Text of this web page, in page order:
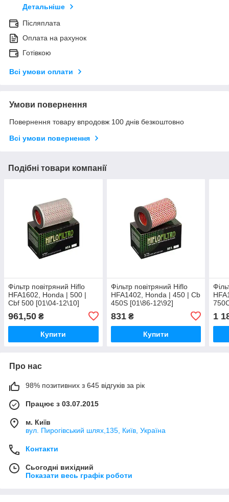
Детальніше
Післяплата
Оплата на рахунок
Готівкою
Всі умови оплати
Умови повернення
Повернення товару впродовж 100 днів безкоштовно
Всі умови повернення
Подібні товари компанії
Фільтр повітряний Hiflo
HFA1602, Honda | 500 |
Cbf 500 [01\04-12\10]
961,50 ₴
Купити
Фільтр повітряний Hiflo
HFA1402, Honda | 450 | Cb
450S [01\86-12\92]
831₴
Купити
1
Про нас
98% позитивних з 645 відгуків за рік
Працює з 03.07.2015
м. Київ
вул. Пирогівський шлях,135, Київ, Україна
Контакти
Сьогодні вихідний
Показати весь графік роботи